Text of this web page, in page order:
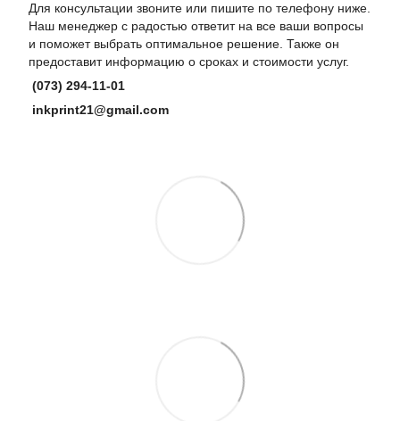
Для консультации звоните или пишите по телефону ниже.
Наш менеджер с радостью ответит на все ваши вопросы
и поможет выбрать оптимальное решение. Также он
предоставит информацию о сроках и стоимости услуг.
(073) 294-11-01
inkprint21@gmail.com